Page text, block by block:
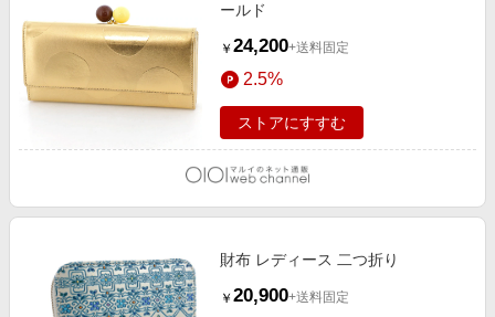
ールド
￥ 24,200+送料固定
2.5%
ストアにすすむ
財布 レディース 二つ折り
￥ 20,900+送料固定